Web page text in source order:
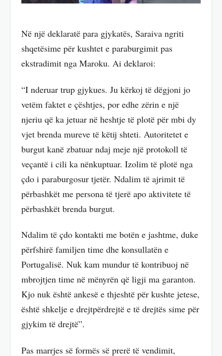
Në një deklaratë para gjykatës, Saraiva ngriti
shqetësime për kushtet e paraburgimit pas
ekstradimit nga Maroku. Ai deklaroi:
“I nderuar trup gjykues. Ju kërkoj të dëgjoni jo
vetëm faktet e çështjes, por edhe zërin e një
njeriu që ka jetuar në heshtje të plotë për mbi dy
vjet brenda mureve të këtij shteti. Autoritetet e
burgut kanë zbatuar ndaj meje një protokoll të
veçantë i cili ka nënkuptuar. Izolim të plotë nga
çdo i paraburgosur tjetër. Ndalim të ajrimit të
përbashkët me persona të tjerë apo aktivitete të
përbashkët brenda burgut.
Ndalim të çdo kontakti me botën e jashtme, duke
përfshirë familjen time dhe konsullatën e
Portugalisë. Nuk kam mundur të kontribuoj në
mbrojtjen time në mënyrën që ligji ma garanton.
Kjo nuk është ankesë e thjeshtë për kushte jetese,
është shkelje e drejtpërdrejtë e të drejtës sime për
gjykim të drejtë”.
Pas marrjes së formës së prerë të vendimit,